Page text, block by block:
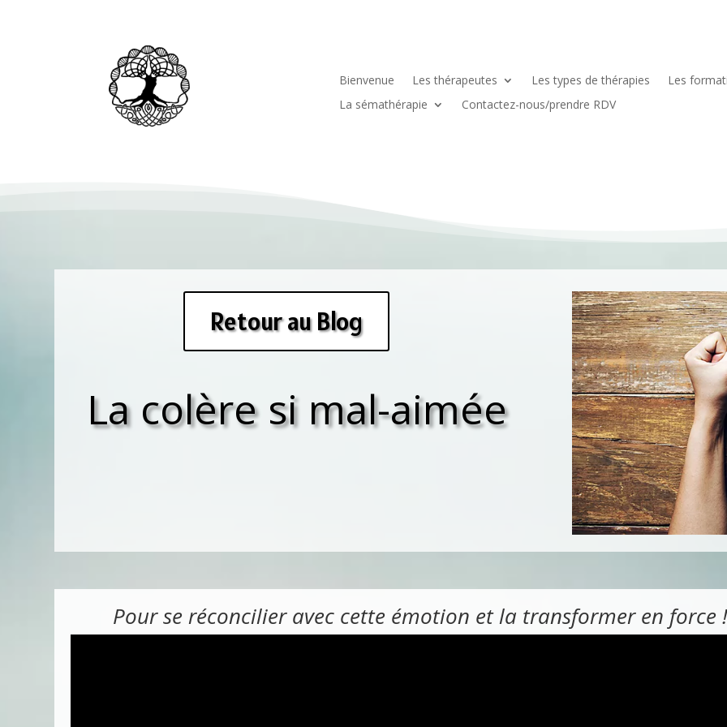
Bienvenue Les thérapeutes Les types de thérapies
Les
La sémathérapie
Contactez-nous/prendre RDV
Retour au Blog
La colère si mal-aimée
Pour se réconcilier avec cette émotion et la transformer en force !